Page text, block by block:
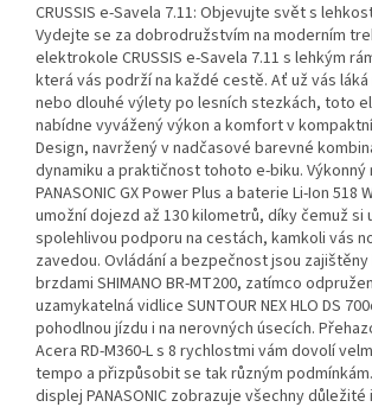
CRUSSIS e-Savela 7.11: Objevujte svět s
Vydejte se za dobrodružstvím na moderním
elektrokole CRUSSIS e-Savela 7.11 s lehkým
která vás podrží na každé cestě. Ať už vás
nebo dlouhé výlety po lesních stezkách, toto
nabídne vyvážený výkon a komfort v
Design, navržený v nadčasové barevné
dynamiku a praktičnost tohoto e-biku.
PANASONIC GX Power Plus a baterie Li-Ion 518
umožní dojezd až 130 kilometrů, díky čemuž si
spolehlivou podporu na cestách, kamkoli vás
zavedou. Ovládání a bezpečnost jsou
brzdami SHIMANO BR-MT200, zatímco
uzamykatelná vidlice SUNTOUR NEX HLO DS
pohodlnou jízdu i na nerovných úsecích.
Acera RD-M360-L s 8 rychlostmi vám dovolí
tempo a přizpůsobit se tak různým podmínkám.
displej PANASONIC zobrazuje všechny